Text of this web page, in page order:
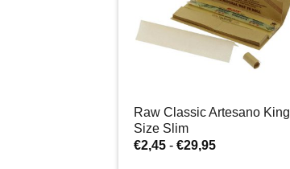
Raw Classic Artesano King
Size Slim
€2,45 - €29,95Zakres